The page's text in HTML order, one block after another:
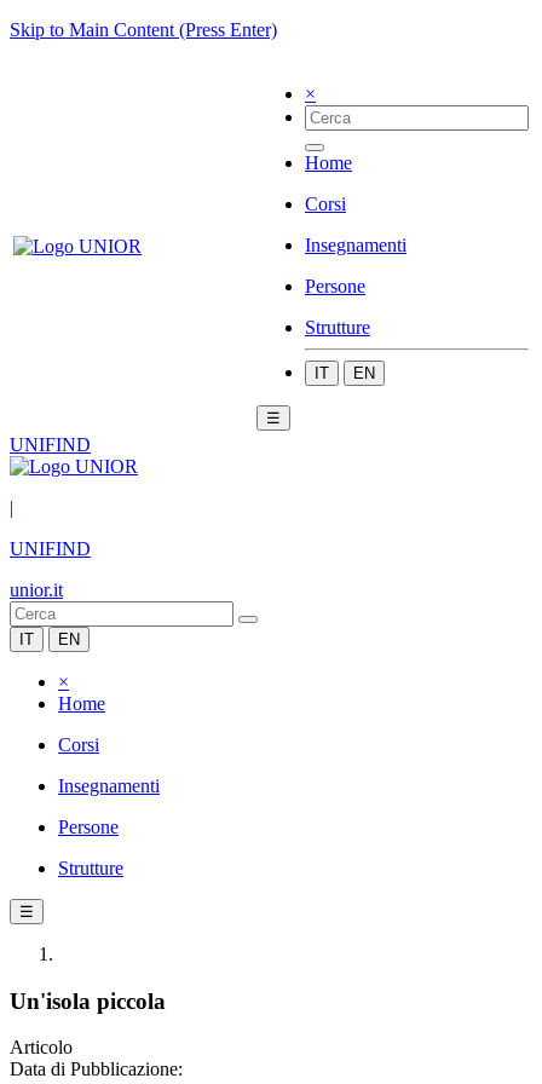
Skip to Main Content (Press Enter)
×
Home
Corsi
Insegnamenti
Persone
Strutture
IT EN
☰
UNIFIND
|
UNIFIND
unior.it
IT EN
×
Home
Corsi
Insegnamenti
Persone
Strutture
☰
Un'isola piccola
Articolo
Data di Pubblicazione: